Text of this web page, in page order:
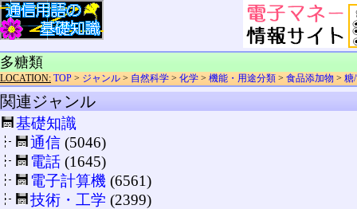
多糖類
LOCATION: TOP > ジャンル > 自然科学 > 化学 > 機能・用途分類 > 食品添加物 > 糖
関連ジャンル
基礎知識
通信 (5046)
電話 (1645)
電子計算機 (6561)
技術・工学 (2399)